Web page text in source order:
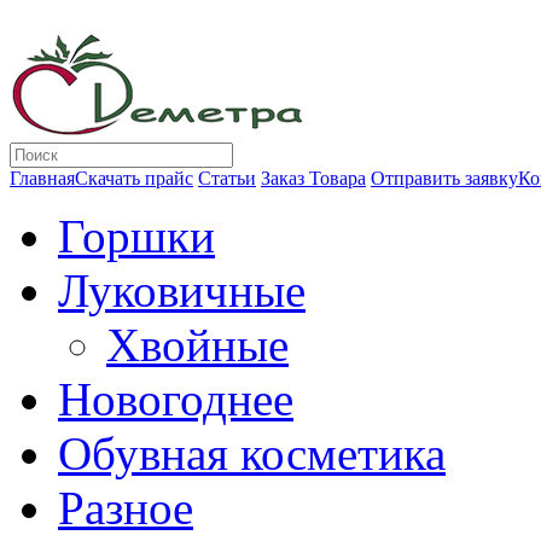
ГлавнаяСкачать прайс Статьи Заказ Товара Отправить заявку
Горшки
Луковичные
Хвойные
Новогоднее
Обувная косметика
Разное